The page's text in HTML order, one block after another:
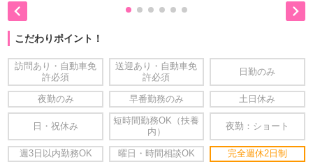
 
こだわりポイント！
訪問あり・自動車免
許必須
送迎あり・自動車免
許必須
日勤のみ
夜勤のみ 早番勤務のみ 土日休み
日・祝休み
短時間勤務OK（扶養
内）
夜勤：ショート
週3日以内勤務OK 曜日・時間相談OK 完全週休2日制